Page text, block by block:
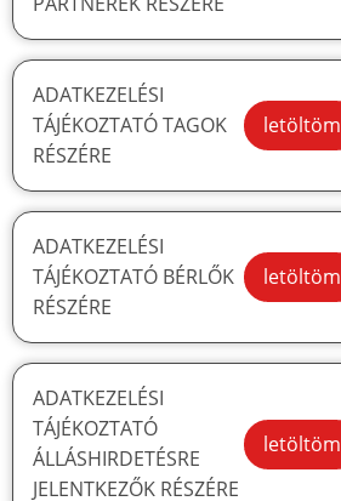
ADATKEZELÉSI
TÁJÉKOZTATÓ TAGOK
RÉSZÉRE
letöltöm
ADATKEZELÉSI
TÁJÉKOZTATÓ BÉRLŐK
RÉSZÉRE
letöltöm
ADATKEZELÉSI
TÁJÉKOZTATÓ
ÁLLÁSHIRDETÉSRE
JELENTKEZŐK RÉSZÉRE
letöltöm